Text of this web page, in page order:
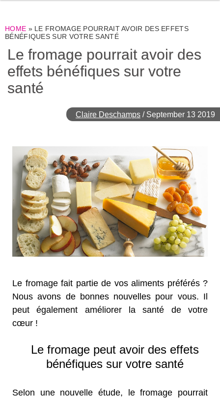
HOME » LE FROMAGE POURRAIT AVOIR DES EFFETS
BÉNÉFIQUES SUR VOTRE SANTÉ
Le fromage pourrait avoir des
effets bénéfiques sur votre
santé
Claire Deschamps / September 13 2019
Le fromage fait partie de vos aliments préférés ?
Nous avons de bonnes nouvelles pour vous. Il
peut également améliorer la santé de votre
cœur !
Le fromage peut avoir des effets
bénéfiques sur votre santé
Selon une nouvelle étude, le fromage pourrait